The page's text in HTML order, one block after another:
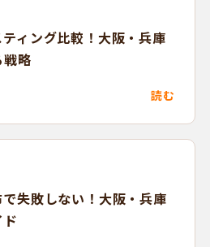
ィング比較！大阪・兵庫
戦略
読む
失敗しない！大阪・兵庫